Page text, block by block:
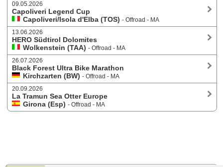
09.05.2026
Capoliveri Legend Cup
Capoliveri/Isola d'Elba (TOS) - Offroad - MA
13.06.2026
HERO Südtirol Dolomites
Wolkenstein (TAA) - Offroad - MA
26.07.2026
Black Forest Ultra Bike Marathon
Kirchzarten (BW) - Offroad - MA
20.09.2026
La Tramun Sea Otter Europe
Girona (Esp) - Offroad - MA